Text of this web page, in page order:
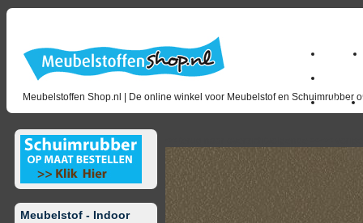
Meubelstoffen Shop.nl | De online winkel voor Meubelstof en Schuimrubber
Home
Outlet
Meubelstof - Indoor